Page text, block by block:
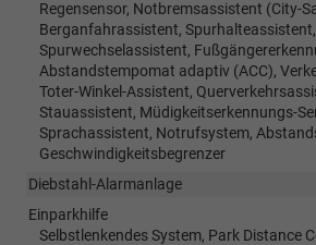
Regensensor, Notbremsassistent (City-
Berganfahrassistent, Spurhalteassistent,
Spurwechselassistent,
Abstandstempomat adaptiv (ACC),
Toter-Winkel-Assistent,
Stauassistent, Müdigkeitserkennungs-
Sprachassistent, Notrufsystem,
Geschwindigkeitsbegrenzer
Diebstahl-Alarmanlage
Einparkhilfe
Selbstlenkendes System, Park Distance